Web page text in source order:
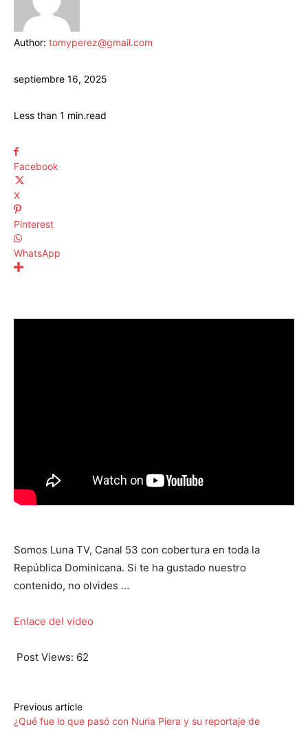
Author: tomyperez@gmail.com
septiembre 16, 2025
Less than 1 min.read
Facebook
X
Pinterest
WhatsApp
Somos Luna TV, Canal 53 con cobertura en toda la
República Dominicana. Si te ha gustado nuestro
contenido, no olvides …
Enlace del video
Post Views: 62
Previous article
¿Qué fue lo que pasó con Nuria Piera y su reportaje de